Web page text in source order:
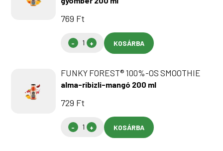
769 Ft
KOSÁRBA
FUNKY FOREST® 100%-OS SMOOTHIE
alma-ribizli-mangó 200 ml
729 Ft
KOSÁRBA